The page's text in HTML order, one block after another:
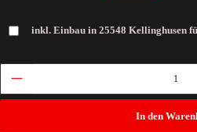
inkl. Einbau in 25548 Kellinghusen
In den